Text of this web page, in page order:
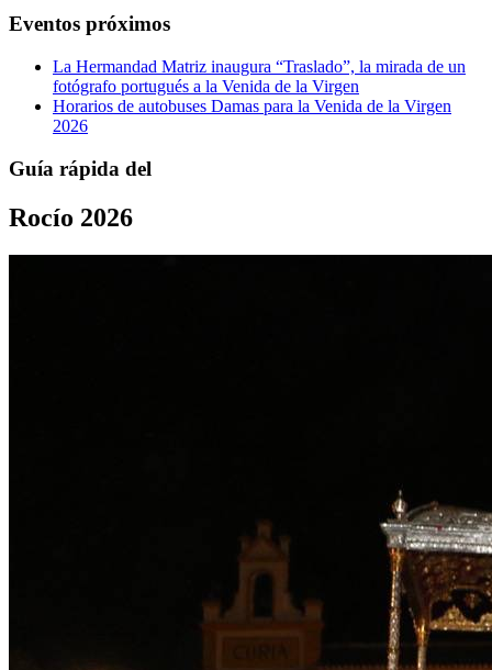
Eventos próximos
La Hermandad Matriz inaugura “Traslado”, la mirada de un
fotógrafo portugués a la Venida de la Virgen
Horarios de autobuses Damas para la Venida de la Virgen
2026
Guía rápida del
Rocío 2026